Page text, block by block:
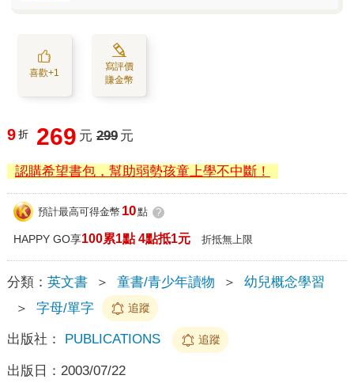
喜歡+1
寫評價
賺金幣
9 折 269 元 299 元
認購希望書包，幫助弱勢孩童上學不中斷！
預計最高可得金幣 10點 ?
HAPPY GO享100累1點 4點抵1元 折抵無上限
分類： 英文書 ＞ 童書/青少年讀物 ＞
幼兒概念學習
＞
字母/單字 追蹤
出版社： PUBLICATIONS 追蹤
出版日： 2003/07/22